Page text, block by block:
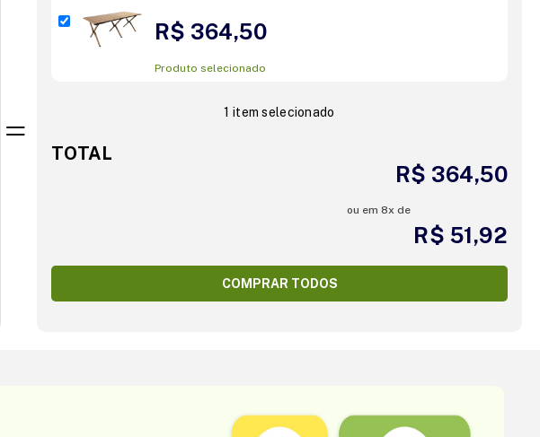
R$ 364,50
Produto selecionado
1 item selecionado
TOTAL
R$ 364,50
ou em8x de
R$ 51,92
COMPRAR TODOS